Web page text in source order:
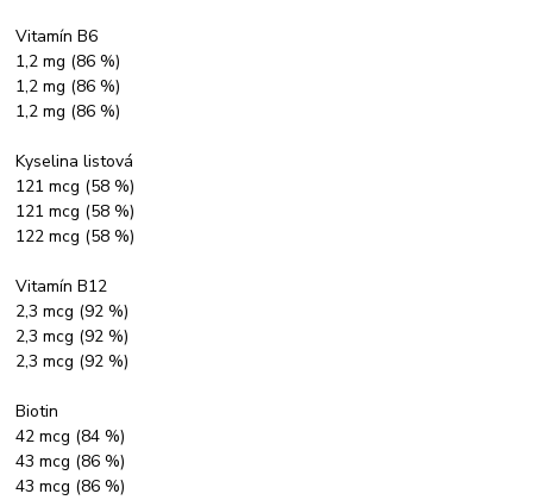
Vitamín B6
1,2 mg (86 %)
1,2 mg (86 %)
1,2 mg (86 %)
Kyselina listová
121 mcg (58 %)
121 mcg (58 %)
122 mcg (58 %)
Vitamín B12
2,3 mcg (92 %)
2,3 mcg (92 %)
2,3 mcg (92 %)
Biotin
42 mcg (84 %)
43 mcg (86 %)
43 mcg (86 %)